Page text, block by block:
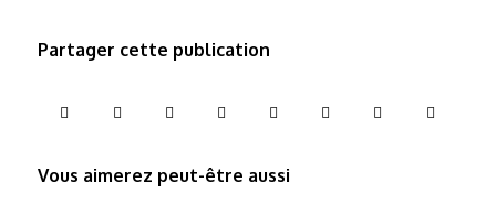
Partager cette publication
Vous aimerez peut-être aussi